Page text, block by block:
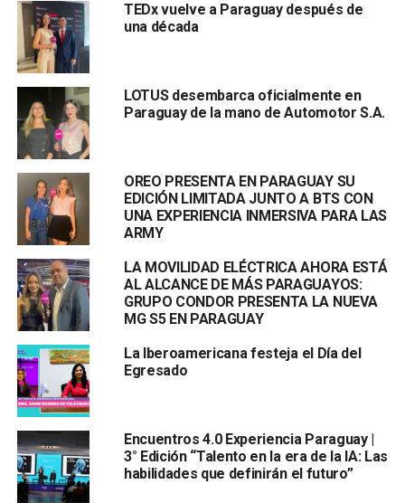
TEDx vuelve a Paraguay después de
una década
LOTUS desembarca oficialmente en
Paraguay de la mano de Automotor S.A.
OREO PRESENTA EN PARAGUAY SU
EDICIÓN LIMITADA JUNTO A BTS CON
UNA EXPERIENCIA INMERSIVA PARA LAS
ARMY
LA MOVILIDAD ELÉCTRICA AHORA ESTÁ
AL ALCANCE DE MÁS PARAGUAYOS:
GRUPO CONDOR PRESENTA LA NUEVA
MG S5 EN PARAGUAY
La Iberoamericana festeja el Día del
Egresado
Encuentros 4.0 Experiencia Paraguay |
3° Edición “Talento en la era de la IA: Las
habilidades que definirán el futuro”